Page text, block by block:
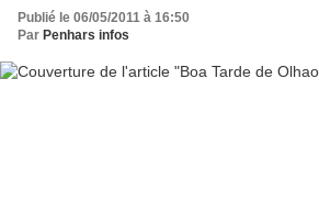
Publié le 06/05/2011 à 16:50
Par Penhars infos